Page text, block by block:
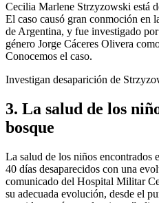
Cecilia Marlene Strzyzowski está
El caso causó gran conmoción en
de Argentina, y fue investigado
género Jorge Cáceres Olivera
Conocemos el caso.
Investigan desaparición de
3. La salud de los
bosque
La salud de los niños encontrados
40 días desaparecidos con una
comunicado del Hospital Militar
su adecuada evolución, desde el